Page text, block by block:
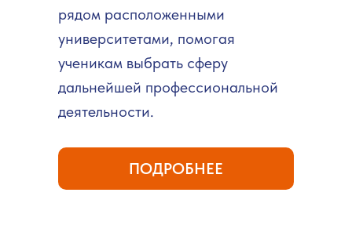
рядом расположенными
университетами, помогая
ученикам выбрать сферу
дальнейшей профессиональной
деятельности.
ПОДРОБНЕЕ